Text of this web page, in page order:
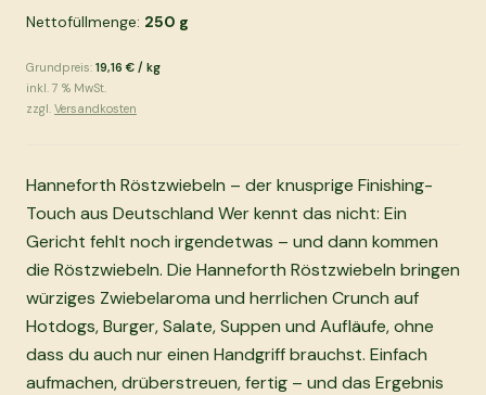
Nettofüllmenge: 250 g
Grundpreis: 19,16 € / kg
inkl. 7 % MwSt.
zzgl. Versandkosten
Hanneforth Röstzwiebeln – der knusprige Finishing-
Touch aus Deutschland Wer kennt das nicht: Ein
Gericht fehlt noch irgendetwas – und dann kommen
die Röstzwiebeln. Die Hanneforth Röstzwiebeln bringen
würziges Zwiebelaroma und herrlichen Crunch auf
Hotdogs, Burger, Salate, Suppen und Aufläufe, ohne
dass du auch nur einen Handgriff brauchst. Einfach
aufmachen, drüberstreuen, fertig – und das Ergebnis